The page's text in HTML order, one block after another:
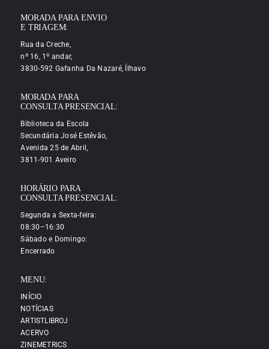
MORADA PARA ENVIO
E TRIAGEM:
Rua da Creche,
nº 16, 1º andar,
3830-592 Gafanha Da Nazaré, Ílhavo
MORADA PARA
CONSULTA PRESENCIAL:
Biblioteca da Escola
Secundária José Estêvão,
Avenida 25 de Abril,
3811-901 Aveiro
HORÁRIO PARA
CONSULTA PRESENCIAL:
Segunda a Sexta-feira:
08:30–16:30
Sábado e Domingo:
Encerrado
MENU:
INÍCIO
NOTÍCIAS
ARTISTLIBROJ
ACERVO
ZINEMETRICS